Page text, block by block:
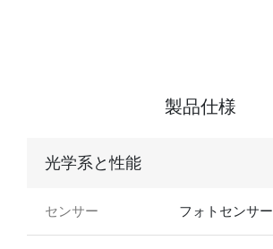
製品仕様
光学系と性能
センサー フォトセンサー